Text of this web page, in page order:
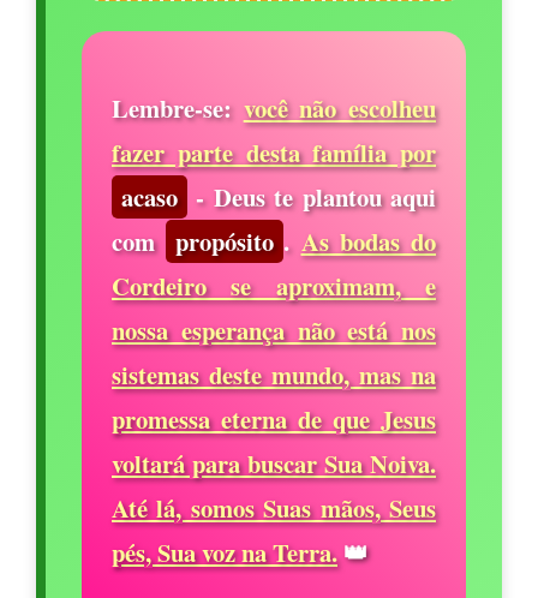
Lembre-se: você não escolheu
fazer parte desta família por
acaso - Deus te plantou aqui
com propósito . As bodas do
Cordeiro se aproximam, e
nossa esperança não está nos
sistemas deste mundo, mas na
promessa eterna de que Jesus
voltará para buscar Sua Noiva.
Até lá, somos Suas mãos, Seus
pés, Sua voz na Terra.👑